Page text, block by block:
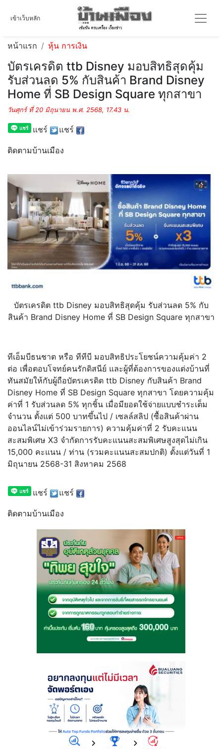
เข้าเว็บหลัก
หน้าแรก หุ้น การเงิน
บัตรเครดิต ttb Disney มอบสิทธิสุดคุ้ม
รับส่วนลด 5% กับสินค้า Brand Disney
Home ที่ SB Design Square ทุกสาขา
วันศุกร์ ที่ 20 มิถุนายน พ.ศ. 2568, 17.43 น.
แชร์ แชร์
ติดตามบ้านเมือง
บัตรเครดิต ttb Disney มอบสิทธิสุดคุ้ม รับส่วนลด 5% กับ
สินค้า Brand Disney Home ที่ SB Design Square ทุกสาขา
ทีเอ็มบีธนชาต หรือ ทีทีบี มอบสิทธิประโยชน์ความคุ้มค่า 2
ต่อ เพื่อตอบโจทย์คนรักดิสนีย์ และผู้ที่ต้องการของแต่งบ้านที่
ทันสมัยให้กับผู้ถือบัตรเครดิต ttb Disney กับสินค้า Brand
Disney Home ที่ SB Design Square ทุกสาขา โดยความคุ้ม
ค่าที่ 1 รับส่วนลด 5% ทุกชิ้น เมื่อมียอดใช้จ่ายแบบชำระเต็ม
จำนวน ตั้งแต่ 500 บาทขึ้นไป / เซลล์สลิป (ซื้อสินค้าผ่าน
ออนไลน์ไม่เข้าร่วมรายการ) ความคุ้มค่าที่ 2 รับคะแนน
สะสมพิเศษ X3 จำกัดการรับคะแนนสะสมพิเศษสูงสุดไม่เกิน
15,000 คะแนน / ท่าน (รวมคะแนนสะสมปกติ) ตั้งแต่วันที่ 1
มิถุนายน 2568-31 สิงหาคม 2568
แชร์ แชร์
ติดตามบ้านเมือง